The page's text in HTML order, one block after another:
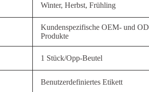
Winter, Herbst, Frühling
Kundenspezifische OEM- und
Produkte
1 Stück/Opp-Beutel
Benutzerdefiniertes Etikett